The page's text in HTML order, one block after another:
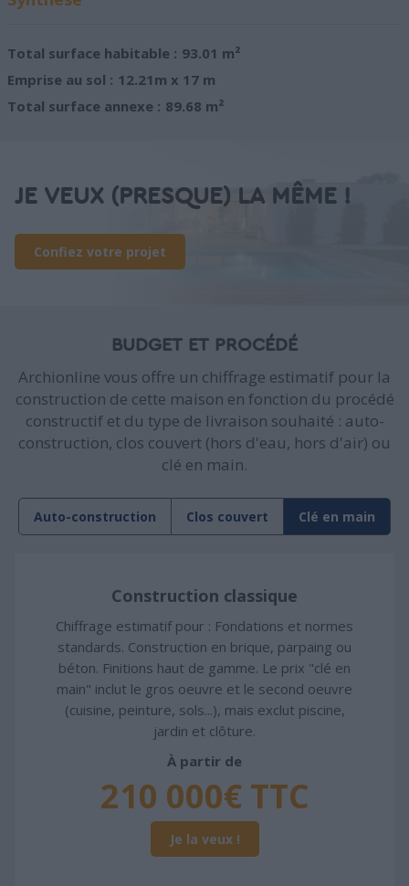
Total surface habitable : 93.01 m²
Emprise au sol : 12.21m x 17 m
Total surface annexe : 89.68 m²
JE VEUX (PRESQUE) LA MÊME !
Confiez votre projet
BUDGET ET PROCÉDÉ
Archionline vous offre un chiffrage estimatif pour la
construction de cette maison en fonction du procédé
constructif et du type de livraison souhaité : auto-
construction, clos couvert (hors d'eau, hors d'air) ou
clé en main.
Auto-construction Clos couvert Clé en main
Construction classique
Chiffrage estimatif pour : Fondations et normes
standards. Construction en brique, parpaing ou
béton. Finitions haut de gamme. Le prix "clé en
main" inclut le gros oeuvre et le second oeuvre
(cuisine, peinture, sols...), mais exclut piscine,
jardin et clôture.
À partir de
210 000€ TTC
Je la veux !